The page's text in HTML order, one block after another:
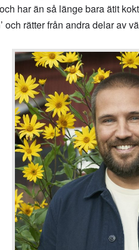
har än så länge bara ätit
och rätter från andra delar av